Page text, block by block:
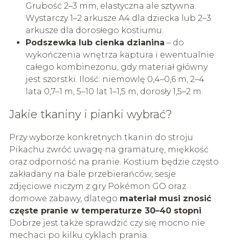
Grubość 2–3 mm, elastyczna ale sztywna.
Wystarczy 1–2 arkusze A4 dla dziecka lub 2–3
arkusze dla dorosłego kostiumu.
Podszewka lub cienka dzianina – do
wykończenia wnętrza kaptura i ewentualnie
całego kombinezonu, gdy materiał główny
jest szorstki. Ilość: niemowlę 0,4–0,6 m, 2–4
lata 0,7–1 m, 5–10 lat 1–1,5 m, dorosły 1,5–2 m.
Jakie tkaniny i pianki wybrać?
Przy wyborze konkretnych tkanin do stroju
Pikachu zwróć uwagę na gramaturę, miękkość
oraz odporność na pranie. Kostium będzie często
zakładany na bale przebierańców, sesje
zdjęciowe niczym z gry Pokémon GO oraz
domowe zabawy, dlatego materiał musi znosić
częste pranie w temperaturze 30–40 stopni.
Dobrze jest także sprawdzić czy się mocno nie
mechaci po kilku cyklach prania.